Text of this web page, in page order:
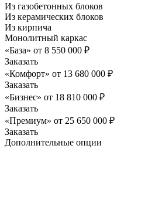
Из газобетонных блоков
Из керамических блоков
Из кирпича
Монолитный каркас
«База» от 8 550 000 ₽
Заказать
«Комфорт» от 13 680 000 ₽
Заказать
«Бизнес» от 18 810 000 ₽
Заказать
«Премиум» от 25 650 000 ₽
Заказать
Дополнительные опции